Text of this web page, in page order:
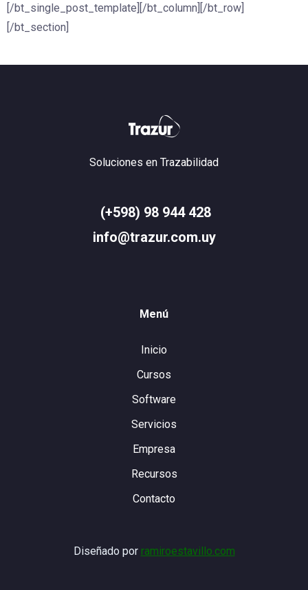
[/bt_single_post_template][/bt_column][/bt_row]
[/bt_section]
Soluciones en Trazabilidad
(+598) 98 944 428
info@trazur.com.uy
Menú
Inicio
Cursos
Software
Servicios
Empresa
Recursos
Contacto
Diseñado por ramiroestavillo.com